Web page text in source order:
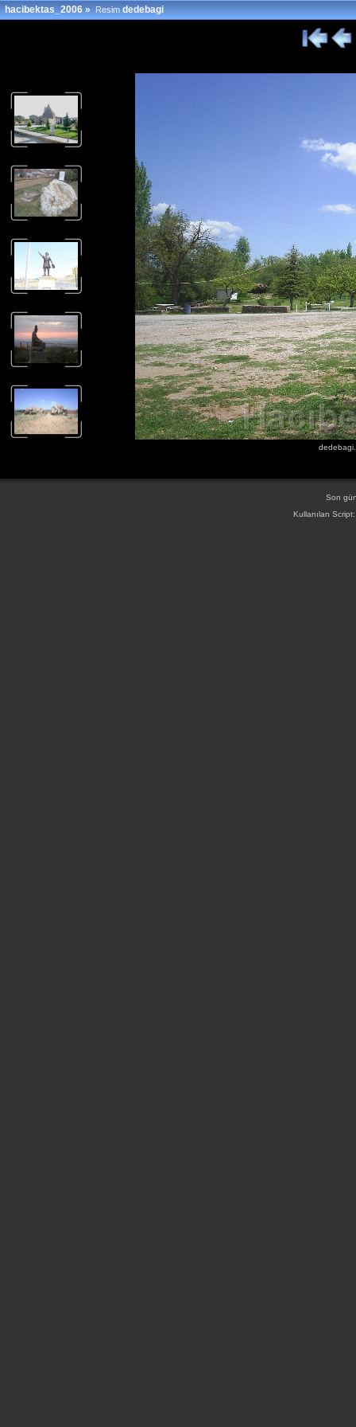
hacibektas_2006»Resimdedebagi
Son
Kullanılan